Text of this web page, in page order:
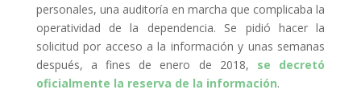
personales, una auditoría en marcha que complicaba la
operatividad de la dependencia. Se pidió hacer la
solicitud por acceso a la información y unas semanas
después, a fines de enero de 2018, se decretó
oficialmente la reserva de la información.